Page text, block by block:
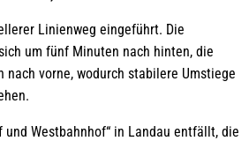
Linienweg eingeführt. Die
um fünf Minuten nach hinten, die
vorne, wodurch stabilere Umstiege
und Westbahnhof“ in Landau entfällt, die